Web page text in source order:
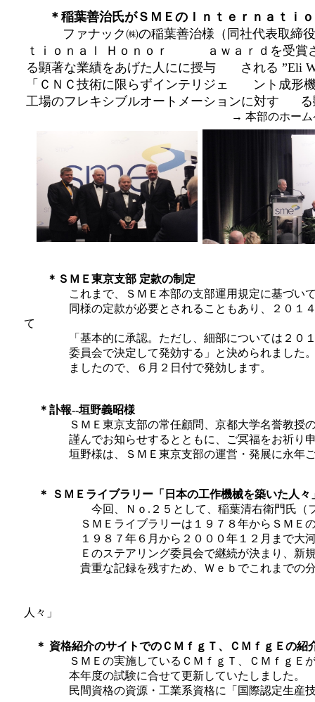
＊稲葉善治氏がＳＭＥのＩｎｔｅｒｎａｔｉ
ファナック㈱の稲葉善治様（同社代表取締
ｔｉｏｎａｌ Ｈｏｎｏｒ ａｗａｒｄを受賞
る顕著な業績をあげた人にに授与 される ”Eli
「ＣＮＣ技術に限らずインテリジェ ント成形
工場のフレキシブルオートメーションに対す る
→ 本部のホー
＊ＳＭＥ東京支部 定款の制定
これまで、ＳＭＥ本部の支部運用規定に基づいて
同様の定款が必要とされることもあり、２０１４年
て
「基本的に承認。ただし、細部については２０１
委員会で決定して発効する」と決められました。
ましたので、６月２日付で発効します。
＊訃報--垣野義昭様
ＳＭＥ東京支部の常任顧問、京都大学名誉教授の
謹んでお知らせするとともに、ご冥福をお祈り申
垣野様は、ＳＭＥ東京支部の運営・発展に永年ご
＊ ＳＭＥライブラリー「日本の工作機械を築いた人
今回、Ｎｏ.２５として、稲葉清右衛門氏（ファ
ＳＭＥライブラリーは１９７８年からＳＭＥのラ
１９８７年６月から２０００年１２月まで大河出
Ｅのステアリング委員会で継続が決まり、新規の
貴重な記録を残すため、Ｗｅｂでこれまでの分
人々」
＊ 資格紹介のサイトでのＣＭｆｇＴ、ＣＭｆｇＥの紹
ＳＭＥの実施しているＣＭｆｇＴ、ＣＭｆｇＥが
本年度の試験に合せて更新していたしました。
民間資格の資源・工業系資格に「国際認定生産技